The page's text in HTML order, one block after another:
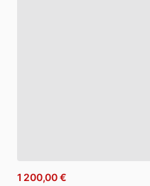
1 200,00 €